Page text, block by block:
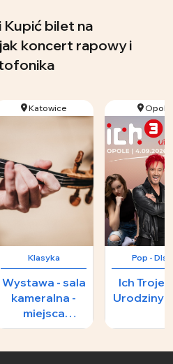
bilet na
koncert rapowy i
Katowice
Klasyka
Wystawa - sala
kameralna -
miejsca
numerowane i
Opole
Pop -
Ich Troje
Urodziny